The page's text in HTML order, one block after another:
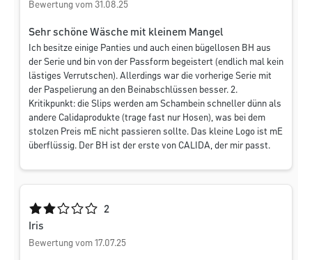
Bewertung vom 31.08.25
Sehr schöne Wäsche mit kleinem Mangel
Ich besitze einige Panties und auch einen bügellosen BH aus
der Serie und bin von der Passform begeistert (endlich mal kein
lästiges Verrutschen). Allerdings war die vorherige Serie mit
der Paspelierung an den Beinabschlüssen besser. 2.
Kritikpunkt: die Slips werden am Schambein schneller dünn als
andere Calidaprodukte (trage fast nur Hosen), was bei dem
stolzen Preis mE nicht passieren sollte. Das kleine Logo ist mE
überflüssig. Der BH ist der erste von CALIDA, der mir passt.
Durchschnittliche Bewertung von 2 von 5 Sternen
2
Iris
Bewertung vom 17.07.25